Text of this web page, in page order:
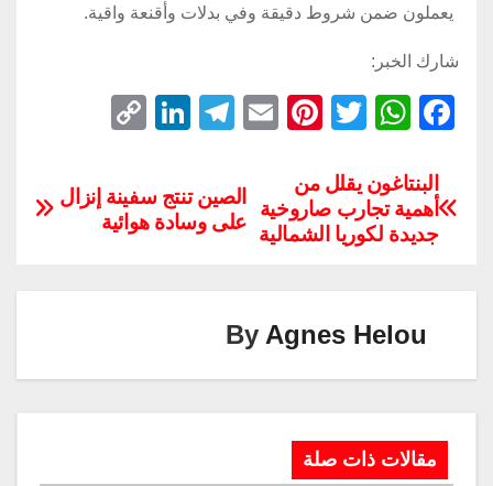
يعملون ضمن شروط دقيقة وفي بدلات وأقنعة واقية.
شارك الخبر:
F
c
e
b
o
W
at
s
A
p
T
tt
er
Pi
e
st
E
ail
T
e
gr
Li
e
p
y
الصين تنتج سفينة إنزال
على وسادة هوائية
البنتاغون يقلل من
أهمية تجارب صاروخية
جديدة لكوريا الشمالية
By Agnes Helou
مقالات ذات صلة